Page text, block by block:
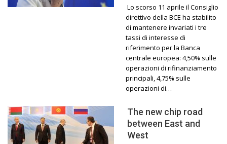
Lo scorso 11 aprile il Consiglio
direttivo della BCE ha stabilito
di mantenere invariati i tre
tassi di interesse di
riferimento per la Banca
centrale europea: 4,50% sulle
operazioni di rifinanziamento
principali, 4,75% sulle
operazioni di…
The new chip road
between East and
West